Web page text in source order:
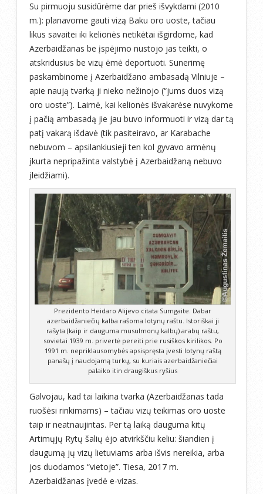
Su pirmuoju susidūrėme dar prieš išvykdami (2010
m.): planavome gauti vizą Baku oro uoste, tačiau
likus savaitei iki kelionės netikėtai išgirdome, kad
Azerbaidžanas be įspėjimo nustojo jas teikti, o
atskridusius be vizų ėmė deportuoti. Sunerimę
paskambinome į Azerbaidžano ambasadą Vilniuje –
apie naują tvarką ji nieko nežinojo (“jums duos vizą
oro uoste”). Laimė, kai kelionės išvakarėse nuvykome
į pačią ambasadą jie jau buvo informuoti ir vizą dar tą
patį vakarą išdavė (tik pasiteiravo, ar Karabache
nebuvom – apsilankiusieji ten kol gyvavo armėnų
įkurta nepripažinta valstybė į Azerbaidžaną nebuvo
įleidžiami).
Prezidento Heidaro Alijevo citata Sumgaite. Dabar
azerbaidžaniečių kalba rašoma lotynų raštu. Istoriškai ji
rašyta (kaip ir dauguma musulmonų kalbų) arabų raštu,
sovietai 1939 m. privertė pereiti prie rusiškos kirilikos. Po
1991 m. nepriklausomybės apsispręsta įvesti lotynų raštą
panašų į naudojamą turkų, su kuriais azerbaidžaniečiai
palaiko itin draugiškus ryšius
Galvojau, kad tai laikina tvarka (Azerbaidžanas tada
ruošėsi rinkimams) – tačiau vizų teikimas oro uoste
taip ir neatnaujintas. Per tą laiką dauguma kitų
Artimųjų Rytų šalių ėjo atvirkščiu keliu: šiandien į
daugumą jų vizų lietuviams arba išvis nereikia, arba
jos duodamos “vietoje”. Tiesa, 2017 m.
Azerbaidžanas įvedė e-vizas.